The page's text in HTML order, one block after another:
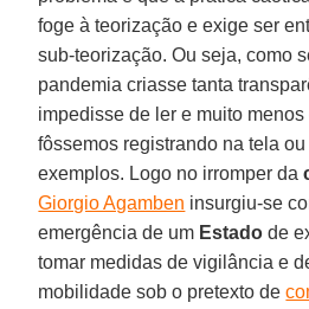
foge à teorização e exige ser
sub-teorização. Ou seja, como
pandemia criasse tanta
impedisse de ler e muito
fôssemos registrando na tela
exemplos. Logo no irromper da
Giorgio Agamben insurgiu-se
emergência de um Estado de
tomar medidas de vigilância e
mobilidade sob o pretexto de